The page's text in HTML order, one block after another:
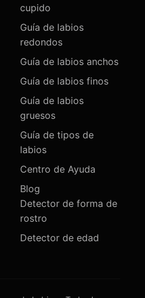
cupido
Guía de labios
redondos
Guía de labios anchos
Guía de labios finos
Guía de labios
gruesos
Guía de tipos de
labios
Centro de Ayuda
Blog
Detector de forma de
rostro
Detector de edad